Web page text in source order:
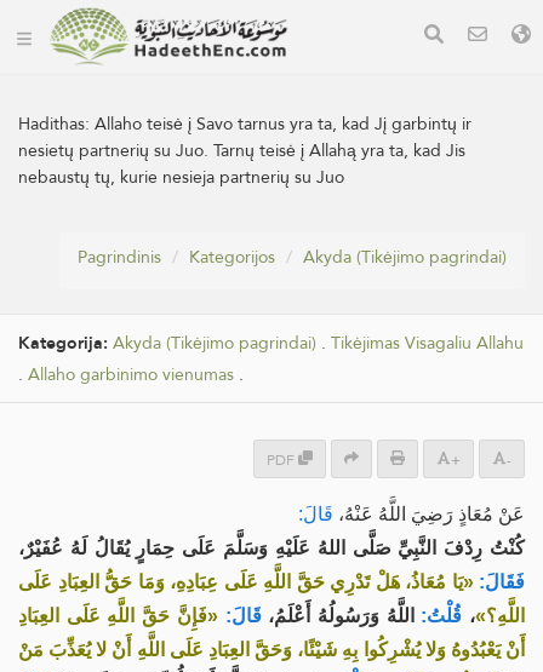
Hadithas:Allaho teisė į Savo tarnus yra ta, kad Jį garbintų ir
nesietų partnerių su Juo. Tarnų teisė į Allahą yra ta, kad Jis
nebaustų tų, kurie nesieja partnerių su Juo
Pagrindinis Kategorijos Akyda (Tikėjimo pagrindai)
Kategorija: Akyda (Tikėjimo pagrindai) . Tikėjimas Visagaliu Allahu
. Allaho garbinimo vienumas .
PDF + -
عَنْ مُعَاذٍ رَضِيَ اللَّهُ عَنْهُ، قَالَ:
كُنْتُ رِدْفَ النَّبِيِّ صَلَّى اللهُ عَلَيْهِ وَسَلَّمَ عَلَى حِمَارٍ يُقَالُ لَهُ عُفَيْرٌ،
فَقَالَ: «يَا مُعَاذُ، هَلْ تَدْرِي حَقَّ اللَّهِ عَلَى عِبَادِهِ، وَمَا حَقُّ العِبَادِ عَلَى
اللَّهِ؟»، قُلْتُ: اللَّهُ وَرَسُولُهُ أَعْلَمُ، قَالَ: «فَإِنَّ حَقَّ اللَّهِ عَلَى العِبَادِ
أَنْ يَعْبُدُوهُ وَلا يُشْرِكُوا بِهِ شَيْئًا، وَحَقَّ العِبَادِ عَلَى اللَّهِ أَنْ لا يُعَذِّبَ مَنْ